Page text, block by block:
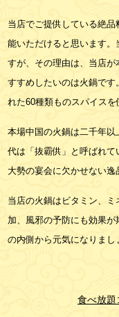
当店でご提供している絶
能いただけると思います
すが、その理由は、当店
すすめしたいのは火鍋で
れた60種類ものスパイスを
本場中国の火鍋は二千年
代は「抜霸供」と呼ばれて
大勢の宴会に欠かせない逸
当店の火鍋はビタミン、
加、風邪の予防にも効果
の内側から元気になりまし
食べ放題